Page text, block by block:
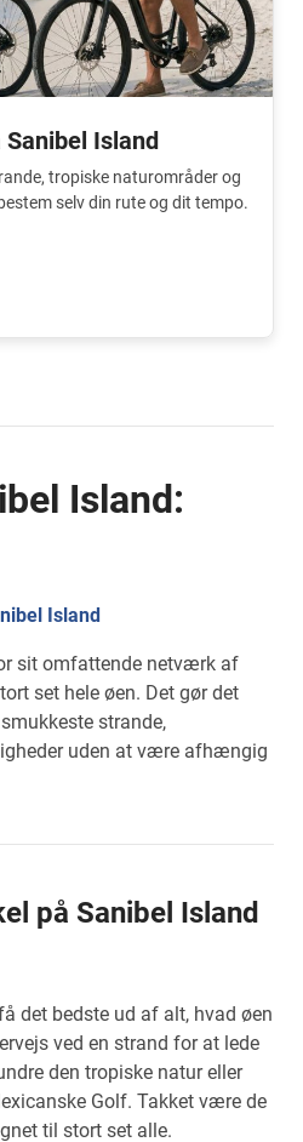
Island
tropiske naturområder og
selv din rute og dit tempo.
Island:
Island
sit omfattende netværk af
set hele øen. Det gør det
strande,
uden at være afhængig
på Sanibel Island
det bedste ud af alt, hvad øen
ved en strand for at lede
den tropiske natur eller
Golf. Takket være de
til stort set alle.